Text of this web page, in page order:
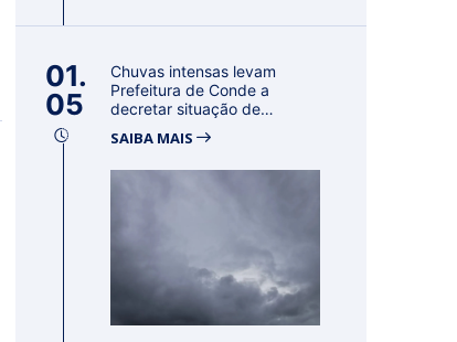
01.
05
Chuvas intensas levam
Prefeitura de Conde a
decretar situação de
SAIBA MAIS